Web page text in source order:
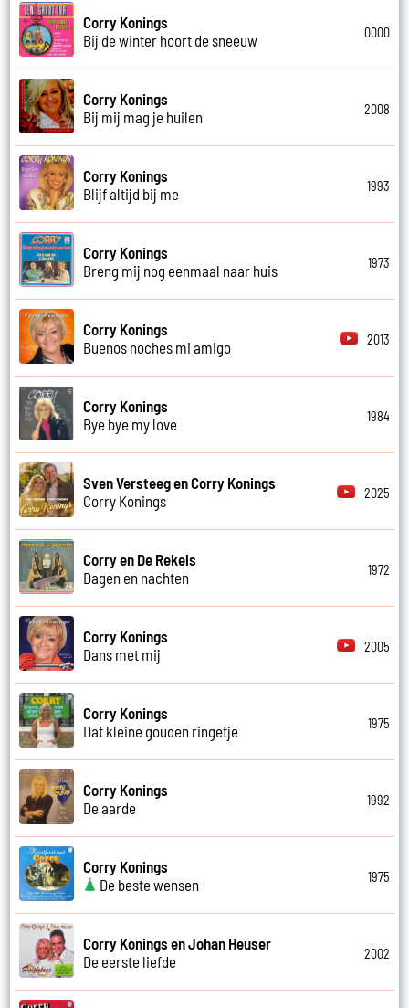
Corry Konings
Bij de winter hoort de sneeuw
0000
Corry Konings
Bij mij mag je huilen
2008
Corry Konings
Blijf altijd bij me
1993
Corry Konings
Breng mij nog eenmaal naar huis
1973
Corry Konings
Buenos noches mi amigo
2013
Corry Konings
Bye bye my love
1984
Sven Versteeg en Corry Konings
Corry Konings
2025
Corry en De Rekels
Dagen en nachten
1972
Corry Konings
Dans met mij
2005
Corry Konings
Dat kleine gouden ringetje
1975
Corry Konings
De aarde
1992
Corry Konings
De beste wensen
1975
Corry Konings en Johan Heuser
De eerste liefde
2002